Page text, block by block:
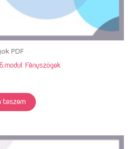
PDF
Fényszögek
teszem